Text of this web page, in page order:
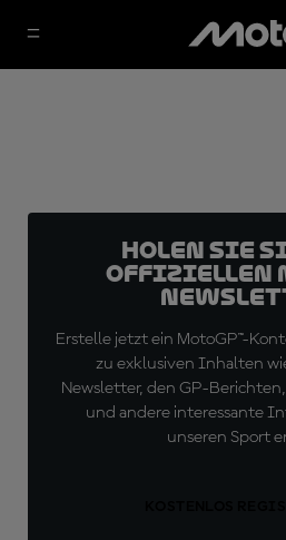
Holen Sie
offiziellen
Erstelle jetzt ein MotoGP™-
zu exklusiven Inhalten
Newsletter, den GP-
und andere interessante
unseren Sport